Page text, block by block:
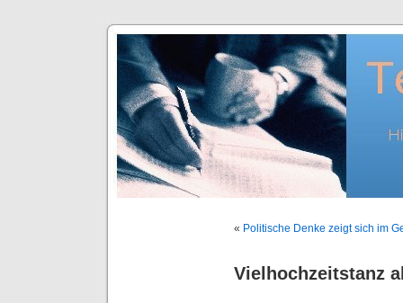
« Politische Denke zeigt sich im
Vielhochzeitstanz